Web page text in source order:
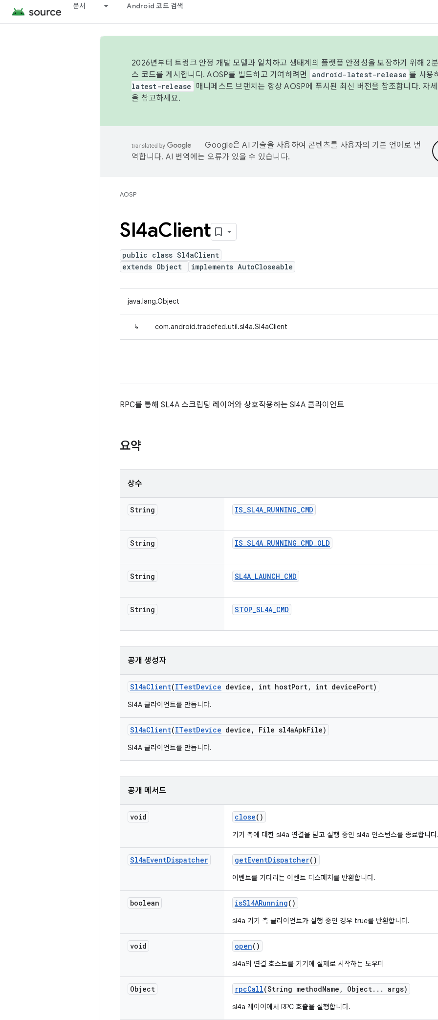
문서 Android 코드 검색
2026년부터 트렁크 안정 개발 모델과 일치하고 생태계의 플랫폼 안정성을 보장하기 위해 2
스 코드를 게시합니다. AOSP를 빌드하고 기여하려면
android-latest-release 를 사용
latest-release
매니페스트 브랜치는 항상 AOSP에 푸시된 최신 버전을 참조합니다. 자
을 참고하세요.
Google은 AI 기술을 사용하여 콘텐츠를 사용자의 기본 언어로 번
역합니다. AI 번역에는 오류가 있을 수 있습니다.
AOSP
Sl4aClient
public class Sl4aClient
extends Object
implements AutoCloseable
java.lang.Object
↳ com.android.tradefed.util.sl4a.Sl4aClient
RPC를 통해 SL4A 스크립팅 레이어와 상호작용하는 Sl4A 클라이언트
요약
상수
String IS_SL4A_RUNNING_CMD
String IS_SL4A_RUNNING_CMD_OLD
String SL4A_LAUNCH_CMD
String STOP_SL4A_CMD
공개 생성자
Sl4aClient(ITestDevice device , int hostPort, int devicePort)
Sl4A 클라이언트를 만듭니다.
Sl4aClient(ITestDevice device , File sl4aApkFile)
Sl4A 클라이언트를 만듭니다.
공개 메서드
void close()
기기 측에 대한 sl4a 연결을 닫고 실행 중인 sl4a 인스턴스를 종료합니
Sl4aEventDispatcher getEventDispatcher()
이벤트를 기다리는 이벤트 디스패처를 반환합니다.
boolean isSl4ARunning()
sl4a 기기 측 클라이언트가 실행 중인 경우 true를 반환합니다.
void open()
sl4a의 연결 호스트를 기기에 실제로 시작하는 도우미
Object rpcCall(String methodName , Object. . . args)
sl4a 레이어에서 RPC 호출을 실행합니다.